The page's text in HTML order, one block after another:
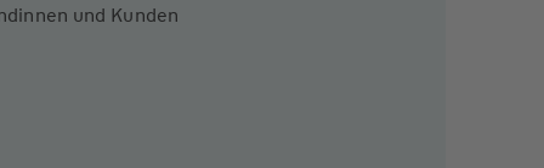
und Kunden